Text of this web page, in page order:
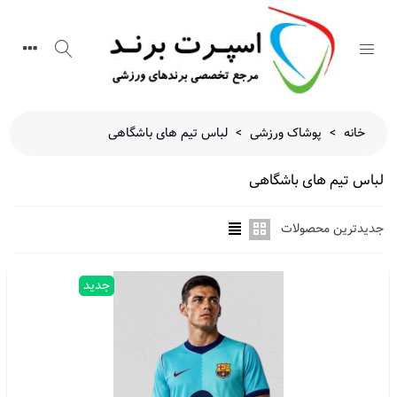
خانه > پوشاک ورزشی > لباس تیم های باشگاهی
لباس تیم های باشگاهی
جدیدترین محصولات
جدید